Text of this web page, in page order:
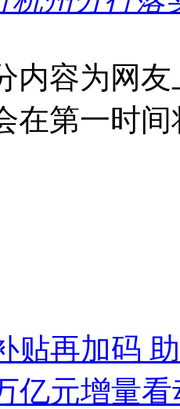
内容为网
在第一时
贴再加码
亿元增量